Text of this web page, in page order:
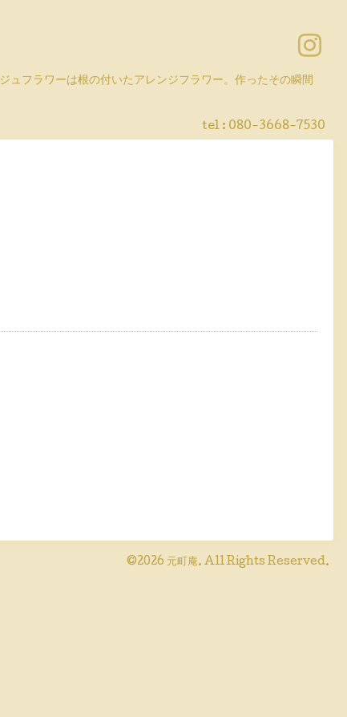
ュフラワーは根の付いたアレンジフラワー。作ったその瞬間
tel : 080-3668-7530
©2026 元町庵. All Rights Reserved.